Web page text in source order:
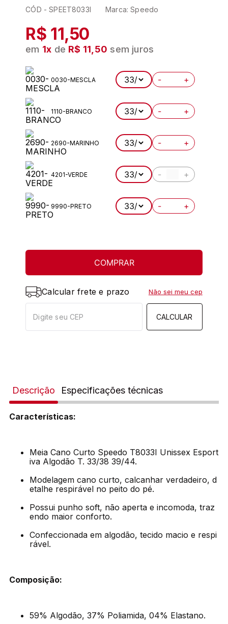
CÓD -SPEET8033I Marca:Speedo
R$ 11,50
em 1x de R$ 11,50 sem juros
0030-MESCLA - +
1110-BRANCO - +
2690-MARINHO - +
4201-VERDE - +
9990-PRETO - +
COMPRAR
Calcular frete e prazo
CALCULAR
Não sei meu cep
Descrição Especificações técnicas
Características:
Meia Cano Curto Speedo T8033I Unissex Esport
iva Algodão T. 33/38 39/44.
Modelagem cano curto, calcanhar verdadeiro, d
etalhe respirável no peito do pé.
Possui punho soft, não aperta e incomoda, traz
endo maior conforto.
Confeccionada em algodão, tecido macio e respi
rável.
Composição:
59% Algodão, 37% Poliamida, 04% Elastano.
10º pijama longo feminino